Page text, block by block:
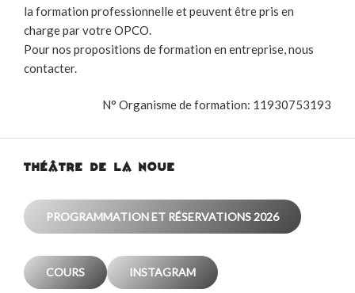
la formation professionnelle et peuvent être pris en
charge par votre OPCO.
Pour nos propositions de formation en entreprise, nous
contacter.
N° Organisme de formation: 11930753193
THÉÂTRE DE LA NOUE
PROGRAMMATION ET RÉSERVATIONS 2026
COURS INSTAGRAM